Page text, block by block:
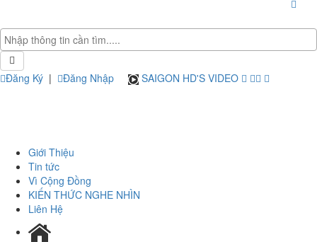
Đăng Ký | Đăng Nhập SAIGON HD'S VIDEO
Giới Thiệu
Tin tức
Vì Cộng Đồng
KIẾN THỨC NGHE NHÌN
Liên Hệ